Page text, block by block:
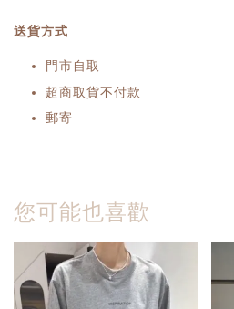
送貨方式
門市自取
超商取貨不付款
郵寄
您可能也喜歡